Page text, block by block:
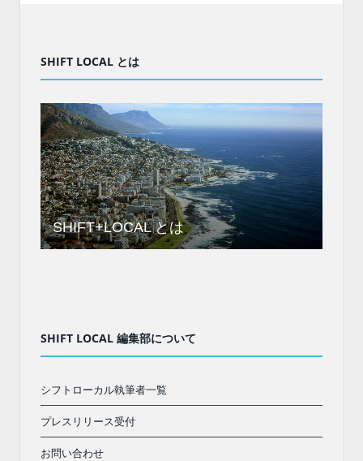
SHIFT LOCAL とは
SHIFT+LOCAL とは
SHIFT LOCAL 編集部について
シフトローカル執筆者一覧
プレスリリース受付
お問い合わせ